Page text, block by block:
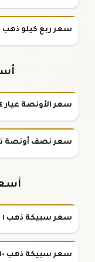
سعر ربع كيلو ذهب
سعر الأونصة عيار ٢٤
سعر نصف أونصة
سعر سبيكة ذهب ١ تولة عيار ٢٤
سعر سبيكة ذهب ١٠ تولة عيار ٢٤